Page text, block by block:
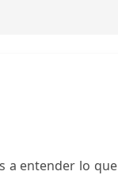
a entender lo que